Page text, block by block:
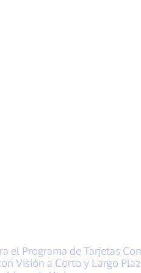
el Programa de Tarjetas
Visión a Corto y Largo